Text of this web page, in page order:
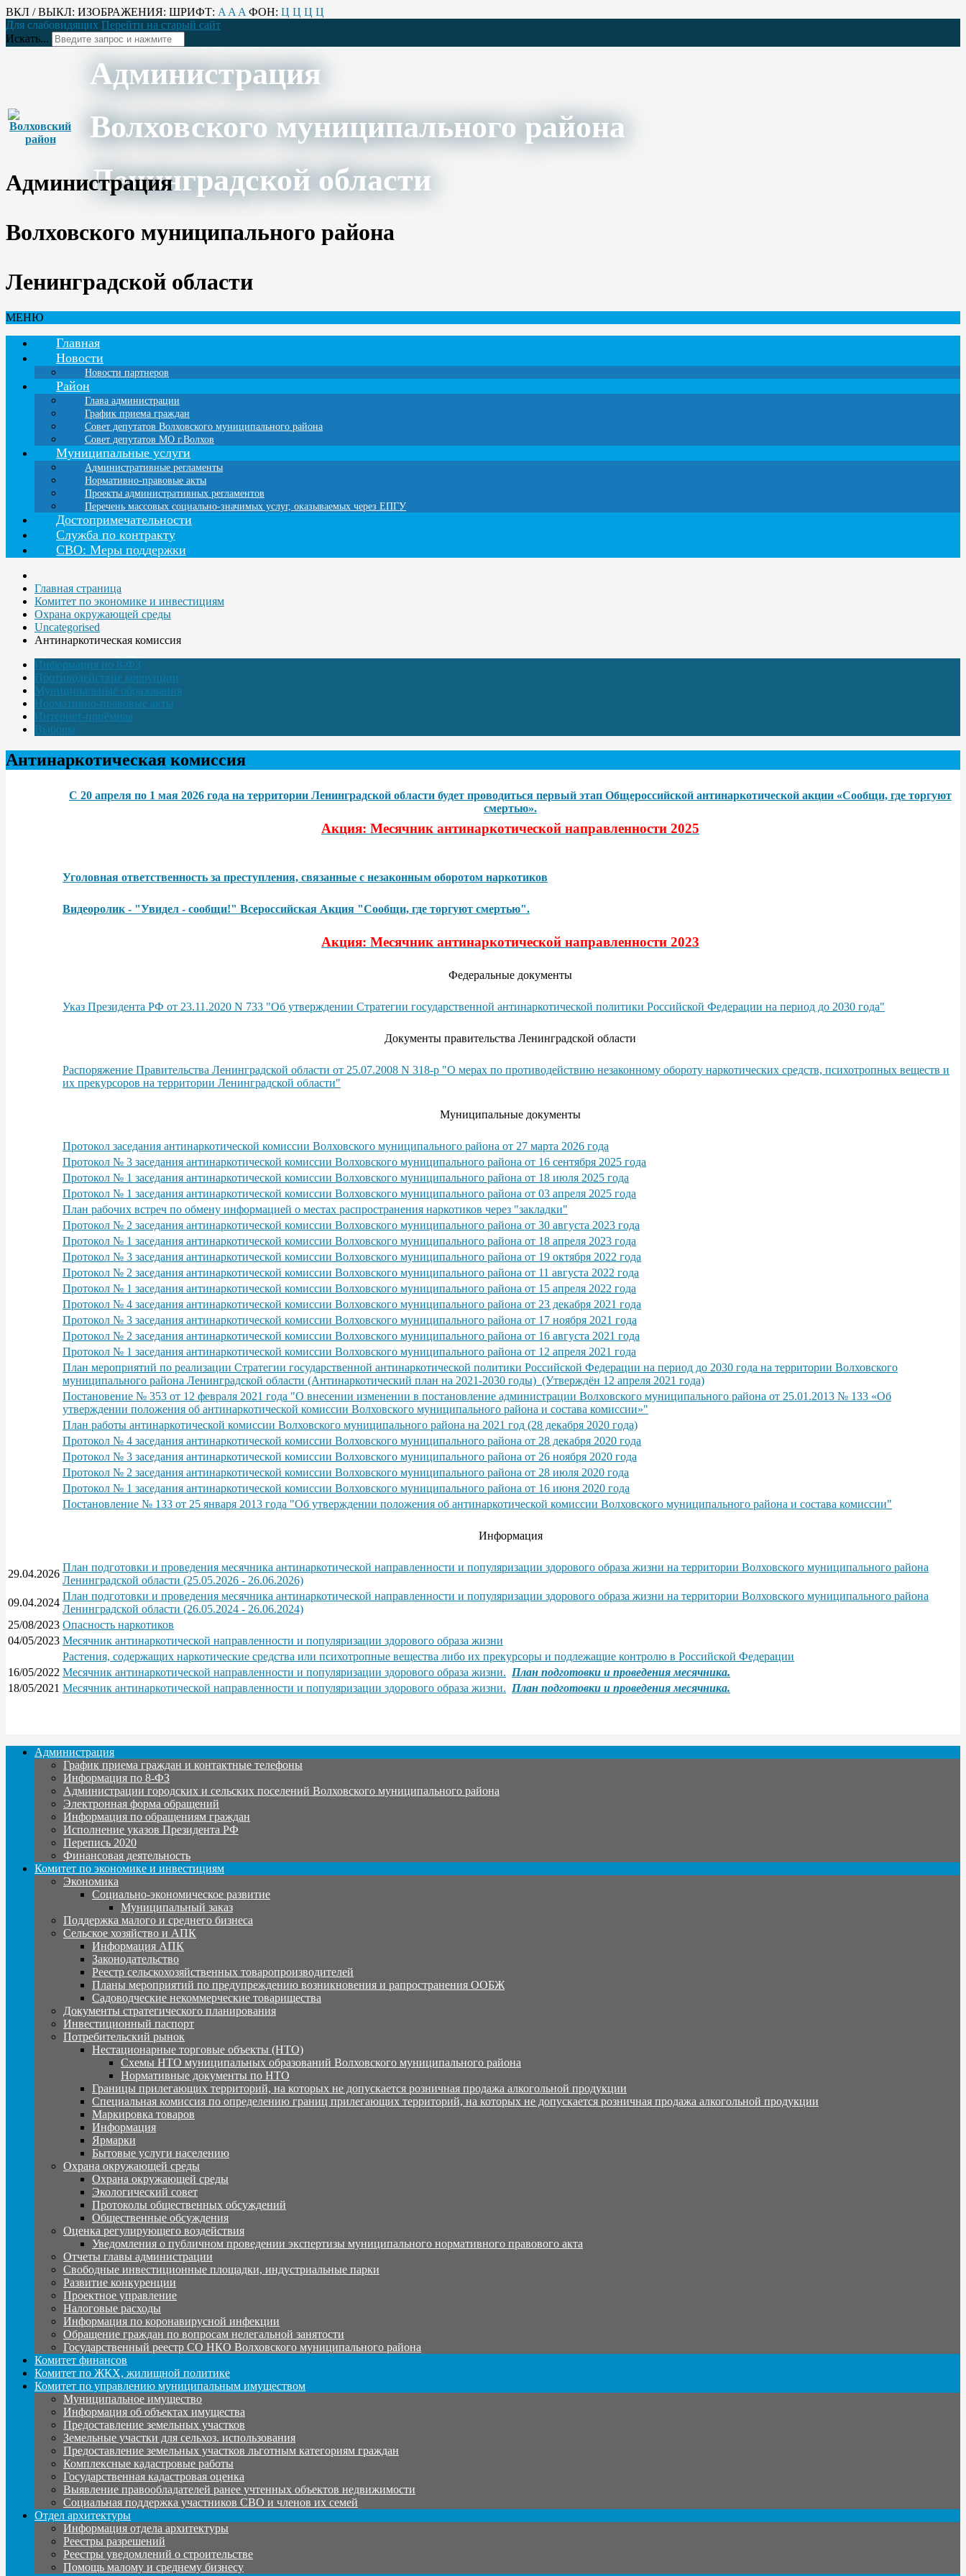
ВКЛ / ВЫКЛ: ИЗОБРАЖЕНИЯ: ШРИФТ: A A A ФОН: Ц Ц Ц Ц
Для слабовидящих Перейти на старый сайт
Искать...
Администрация
Волховского муниципального района
Ленинградской области
Администрация
Волховского муниципального района
Ленинградской области
МЕНЮ
Главная
Новости
Новости партнеров
Район
Глава администрации
График приема граждан
Совет депутатов Волховского муниципального района
Совет депутатов МО г.Волхов
Муниципальные услуги
Административные регламенты
Нормативно-правовые акты
Проекты административных регламентов
Перечень массовых социально-значимых услуг, оказываемых через ЕПГУ
Достопримечательности
Служба по контракту
СВО: Меры поддержки
Главная страница
Комитет по экономике и инвестициям
Охрана окружающей среды
Uncategorised
Антинаркотическая комиссия
Информация по 8-ФЗ
Противодействие коррупции
Муниципальные образования
Нормативно-правовые акты
Интернет-приёмная
Выборы
Антинаркотическая комиссия
С 20 апреля по 1 мая 2026 года на территории Ленинградской области будет проводиться первый этап Общероссийской антинаркотической акции «Сообщи, где торгуют
смертью».
Акция: Месячник антинаркотической направленности 2025
Уголовная ответственность за преступления, связанные с незаконным оборотом наркотиков
Видеоролик - "Увидел - сообщи!" Всероссийская Акция "Сообщи, где торгуют смертью".
Акция: Месячник антинаркотической направленности 2023
Федеральные документы
Указ Президента РФ от 23.11.2020 N 733 "Об утверждении Стратегии государственной антинаркотической политики Российской Федерации на период до 2030 года"
Документы правительства Ленинградской области
Распоряжение Правительства Ленинградской области от 25.07.2008 N 318-р "О мерах по противодействию незаконному обороту наркотических средств, психотропных веществ и
их прекурсоров на территории Ленинградской области"
Муниципальные документы
Протокол заседания антинаркотической комиссии Волховского муниципального района от 27 марта 2026 года
Протокол № 3 заседания антинаркотической комиссии Волховского муниципального района от 16 сентября 2025 года
Протокол № 1 заседания антинаркотической комиссии Волховского муниципального района от 18 июля 2025 года
Протокол № 1 заседания антинаркотической комиссии Волховского муниципального района от 03 апреля 2025 года
План рабочих встреч по обмену информацией о местах распространения наркотиков через "закладки"
Протокол № 2 заседания антинаркотической комиссии Волховского муниципального района от 30 августа 2023 года
Протокол № 1 заседания антинаркотической комиссии Волховского муниципального района от 18 апреля 2023 года
Протокол № 3 заседания антинаркотической комиссии Волховского муниципального района от 19 октября 2022 года
Протокол № 2 заседания антинаркотической комиссии Волховского муниципального района от 11 августа 2022 года
Протокол № 1 заседания антинаркотической комиссии Волховского муниципального района от 15 апреля 2022 года
Протокол № 4 заседания антинаркотической комиссии Волховского муниципального района от 23 декабря 2021 года
Протокол № 3 заседания антинаркотической комиссии Волховского муниципального района от 17 ноября 2021 года
Протокол № 2 заседания антинаркотической комиссии Волховского муниципального района от 16 августа 2021 года
Протокол № 1 заседания антинаркотической комиссии Волховского муниципального района от 12 апреля 2021 года
План мероприятий по реализации Стратегии государственной антинаркотической политики Российской Федерации на период до 2030 года на территории Волховского
муниципального района Ленинградской области (Антинаркотический план на 2021-2030 годы) (Утверждён 12 апреля 2021 года)
Постановение № 353 от 12 февраля 2021 года "О внесении изменении в постановление администрации Волховского муниципального района от 25.01.2013 № 133 «Об
утверждении положения об антинаркотической комиссии Волховского муниципального района и состава комиссии»"
План работы антинаркотической комиссии Волховского муниципального района на 2021 год (28 декабря 2020 года)
Протокол № 4 заседания антинаркотической комиссии Волховского муниципального района от 28 декабря 2020 года
Протокол № 3 заседания антинаркотической комиссии Волховского муниципального района от 26 ноября 2020 года
Протокол № 2 заседания антинаркотической комиссии Волховского муниципального района от 28 июля 2020 года
Протокол № 1 заседания антинаркотической комиссии Волховского муниципального района от 16 июня 2020 года
Постановление № 133 от 25 января 2013 года "Об утверждении положения об антинаркотической комиссии Волховского муниципального района и состава комиссии"
Информация
29.04.2026
План подготовки и проведения месячника антинаркотической направленности и популяризации здорового образа жизни на территории Волховского муниципального района
Ленинградской области (25.05.2026 - 26.06.2026)
09.04.2024
План подготовки и проведения месячника антинаркотической направленности и популяризации здорового образа жизни на территории Волховского муниципального района
Ленинградской области (26.05.2024 - 26.06.2024)
25/08/2023 Опасность наркотиков
04/05/2023 Месячник антинаркотической направленности и популяризации здорового образа жизни
Растения, содержащих наркотические средства или психотропные вещества либо их прекурсоры и подлежащие контролю в Российской Федерации
16/05/2022 Месячник антинаркотической направленности и популяризации здорового образа жизни. План подготовки и проведения месячника.
18/05/2021 Месячник антинаркотической направленности и популяризации здорового образа жизни. План подготовки и проведения месячника.
Администрация
График приема граждан и контактные телефоны
Информация по 8-ФЗ
Администрации городских и сельских поселений Волховского муниципального района
Электронная форма обращений
Информация по обращениям граждан
Исполнение указов Президента РФ
Перепись 2020
Финансовая деятельность
Комитет по экономике и инвестициям
Экономика
Социально-экономическое развитие
Муниципальный заказ
Поддержка малого и среднего бизнеса
Сельское хозяйство и АПК
Информация АПК
Законодательство
Реестр сельскохозяйственных товаропроизводителей
Планы мероприятий по предупреждению возникновения и рапространения ООБЖ
Садоводческие некоммерческие товарищества
Документы стратегического планирования
Инвестиционный паспорт
Потребительский рынок
Нестационарные торговые объекты (НТО)
Схемы НТО муниципальных образований Волховского муниципального района
Нормативные документы по НТО
Границы прилегающих территорий, на которых не допускается розничная продажа алкогольной продукции
Специальная комиссия по определению границ прилегающих территорий, на которых не допускается розничная продажа алкогольной продукции
Маркировка товаров
Информация
Ярмарки
Бытовые услуги населению
Охрана окружающей среды
Охрана окружающей среды
Экологический совет
Протоколы общественных обсуждений
Общественные обсуждения
Оценка регулирующего воздействия
Уведомления о публичном проведении экспертизы муниципального нормативного правового акта
Отчеты главы администрации
Свободные инвестиционные площадки, индустриальные парки
Развитие конкуренции
Проектное управление
Налоговые расходы
Информация по коронавирусной инфекции
Обращение граждан по вопросам нелегальной занятости
Государственный реестр СО НКО Волховского муниципального района
Комитет финансов
Комитет по ЖКХ, жилищной политике
Комитет по управлению муниципальным имуществом
Муниципальное имущество
Информация об объектах имущества
Предоставление земельных участков
Земельные участки для сельхоз. использования
Предоставление земельных участков льготным категориям граждан
Комплексные кадастровые работы
Государственная кадастровая оценка
Выявление правообладателей ранее учтенных объектов недвижимости
Социальная поддержка участников СВО и членов их семей
Отдел архитектуры
Информация отдела архитектуры
Реестры разрешений
Реестры уведомлений о строительстве
Помощь малому и среднему бизнесу